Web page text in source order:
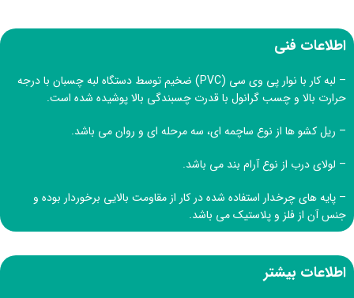
اطلاعات فنی
– لبه کار با نوار پی وی سی (PVC) ضخیم توسط دستگاه لبه چسبان با درجه
حرارت بالا و چسب گرانول با قدرت چسبندگی بالا پوشیده شده است.
– ریل کشو ها از نوع ساچمه ای، سه مرحله ای و روان می باشد.
– لولای درب از نوع آرام بند می باشد.
– پایه های چرخدار استفاده شده در کار از مقاومت بالایی برخوردار بوده و
جنس آن از فلز و پلاستیک می باشد.
اطلاعات بیشتر